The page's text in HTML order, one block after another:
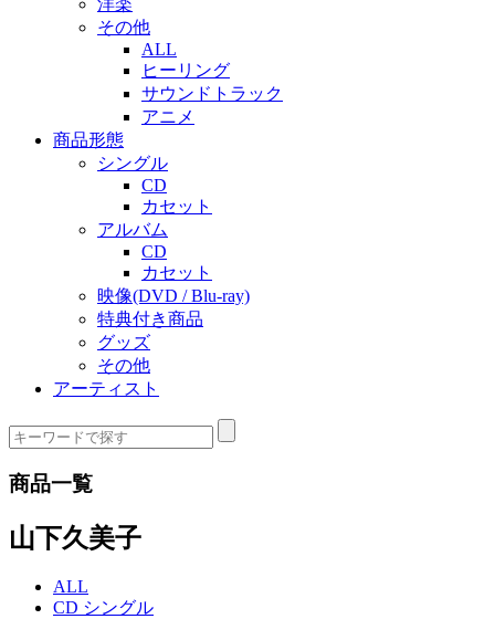
その他
ALL
ヒーリング
サウンドトラック
アニメ
商品形態
シングル
CD
カセット
アルバム
CD
カセット
映像(DVD / Blu-ray)
特典付き商品
グッズ
その他
アーティスト
商品一覧
山下久美子
ALL
CD シングル